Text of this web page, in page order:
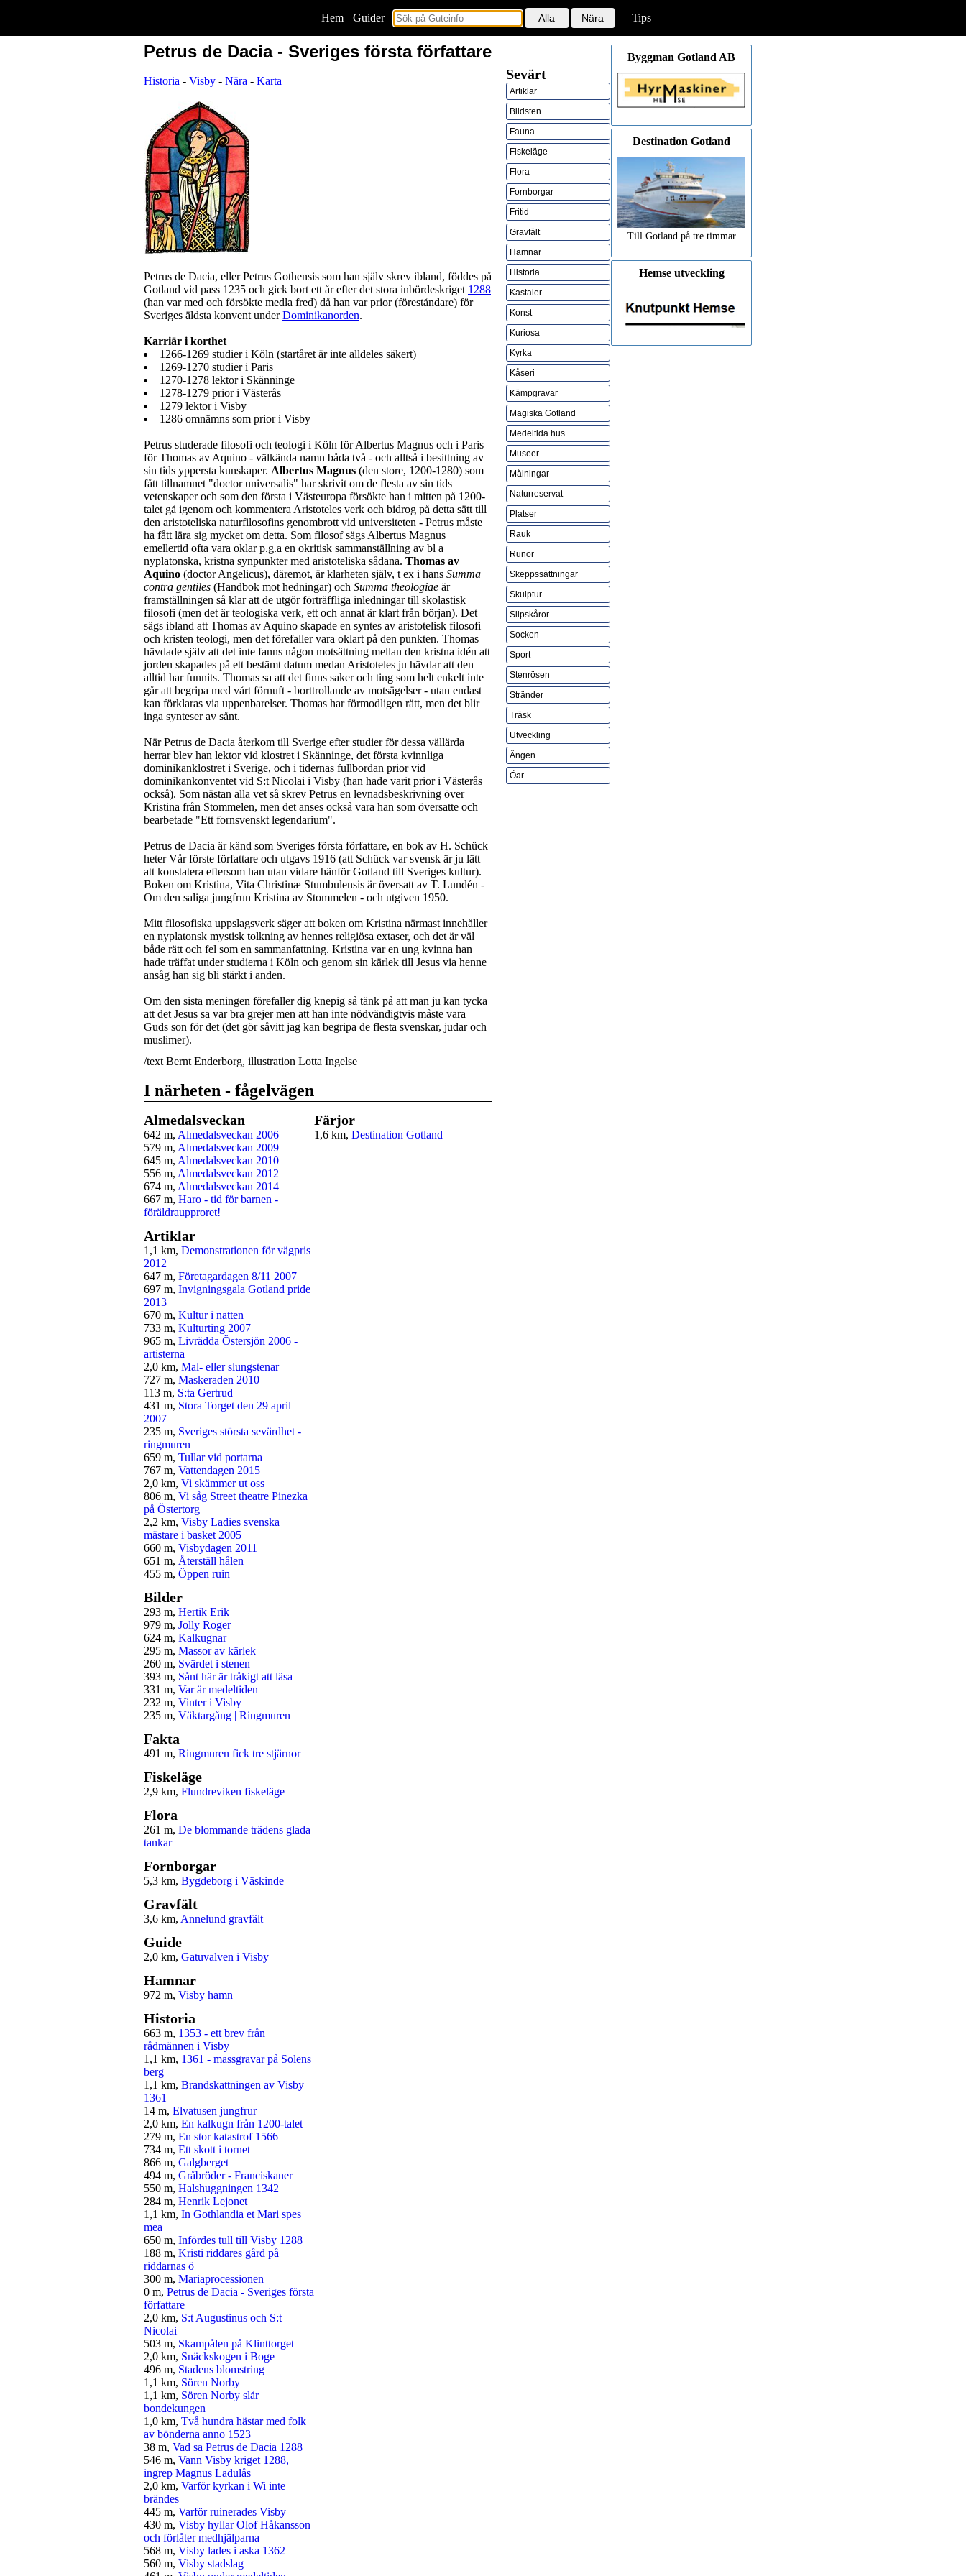
Hem< Guider Tips
Petrus de Dacia - Sveriges första författare
Historia - Visby - Nära - Karta
Petrus de Dacia, eller Petrus Gothensis som han själv skrev ibland, föddes på
Gotland vid pass 1235 och gick bort ett år efter det stora inbördeskriget 1288
(han var med och försökte medla fred) då han var prior (föreståndare) för
Sveriges äldsta konvent underDominikanorden.
Karriär i korthet
1266-1269 studier i Köln (startåret är inte alldeles säkert)
1269-1270 studier i Paris
1270-1278 lektor i Skänninge
1278-1279 prior i Västerås
1279 lektor i Visby
1286 omnämns som prior i Visby
Petrus studerade filosofi och teologi i Köln för Albertus Magnus och i Paris
för Thomas av Aquino - välkända namn båda två - och alltså i besittning av
sin tids yppersta kunskaper. Albertus Magnus (den store, 1200-1280) som
fått tillnamnet "doctor universalis" har skrivit om de flesta av sin tids
vetenskaper och som den första i Västeuropa försökte han i mitten på 1200-
talet gå igenom och kommentera Aristoteles verk och bidrog på detta sätt till
den aristoteliska naturfilosofins genombrott vid universiteten - Petrus måste
ha fått lära sig mycket om detta. Som filosof sägs Albertus Magnus
emellertid ofta vara oklar p.g.a en okritisk sammanställning av bl a
nyplatonska, kristna synpunkter med aristoteliska sådana. Thomas av
Aquino (doctor Angelicus), däremot, är klarheten själv, t ex i hans Summa
contra gentiles (Handbok mot hedningar) och Summa theologiae är
framställningen så klar att de utgör förträffliga inledningar till skolastisk
filosofi (men det är teologiska verk, ett och annat är klart från början). Det
sägs ibland att Thomas av Aquino skapade en syntes av aristotelisk filosofi
och kristen teologi, men det förefaller vara oklart på den punkten. Thomas
hävdade själv att det inte fanns någon motsättning mellan den kristna idén att
jorden skapades på ett bestämt datum medan Aristoteles ju hävdar att den
alltid har funnits. Thomas sa att det finns saker och ting som helt enkelt inte
går att begripa med vårt förnuft - borttrollande av motsägelser - utan endast
kan förklaras via uppenbarelser. Thomas har förmodligen rätt, men det blir
inga synteser av sånt.
När Petrus de Dacia återkom till Sverige efter studier för dessa vällärda
herrar blev han lektor vid klostret i Skänninge, det första kvinnliga
dominikanklostret i Sverige, och i tidernas fullbordan prior vid
dominikankonventet vid S:t Nicolai i Visby (han hade varit prior i Västerås
också). Som nästan alla vet så skrev Petrus en levnadsbeskrivning över
Kristina från Stommelen, men det anses också vara han som översatte och
bearbetade "Ett fornsvenskt legendarium".
Petrus de Dacia är känd som Sveriges första författare, en bok av H. Schück
heter Vår förste författare och utgavs 1916 (att Schück var svensk är ju lätt
att konstatera eftersom han utan vidare hänför Gotland till Sveriges kultur).
Boken om Kristina, Vita Christinæ Stumbulensis är översatt av T. Lundén -
Om den saliga jungfrun Kristina av Stommelen - och utgiven 1950.
Mitt filosofiska uppslagsverk säger att boken om Kristina närmast innehåller
en nyplatonsk mystisk tolkning av hennes religiösa extaser, och det är väl
både rätt och fel som en sammanfattning. Kristina var en ung kvinna han
hade träffat under studierna i Köln och genom sin kärlek till Jesus via henne
ansåg han sig bli stärkt i anden.
Om den sista meningen förefaller dig knepig så tänk på att man ju kan tycka
att det Jesus sa var bra grejer men att han inte nödvändigtvis måste vara
Guds son för det (det gör såvitt jag kan begripa de flesta svenskar, judar och
muslimer).
/text Bernt Enderborg, illustration Lotta Ingelse
I närheten - fågelvägen
Almedalsveckan
642 m, Almedalsveckan 2006
579 m, Almedalsveckan 2009
645 m, Almedalsveckan 2010
556 m, Almedalsveckan 2012
674 m, Almedalsveckan 2014
667 m, Haro - tid för barnen -
föräldraupproret!
Artiklar
1,1 km, Demonstrationen för vägpris
2012
647 m, Företagardagen 8/11 2007
697 m, Invigningsgala Gotland pride
2013
670 m, Kultur i natten
733 m, Kulturting 2007
965 m, Livrädda Östersjön 2006 -
artisterna
2,0 km, Mal- eller slungstenar
727 m, Maskeraden 2010
113 m, S:ta Gertrud
431 m, Stora Torget den 29 april
2007
235 m, Sveriges största sevärdhet -
ringmuren
659 m, Tullar vid portarna
767 m, Vattendagen 2015
2,0 km, Vi skämmer ut oss
806 m, Vi såg Street theatre Pinezka
på Östertorg
2,2 km, Visby Ladies svenska
mästare i basket 2005
660 m, Visbydagen 2011
651 m, Återställ hålen
455 m, Öppen ruin
Bilder
293 m, Hertik Erik
979 m, Jolly Roger
624 m, Kalkugnar
295 m, Massor av kärlek
260 m, Svärdet i stenen
393 m, Sånt här är tråkigt att läsa
331 m, Var är medeltiden
232 m, Vinter i Visby
235 m, Väktargång | Ringmuren
Fakta
491 m, Ringmuren fick tre stjärnor
Fiskeläge
2,9 km, Flundreviken fiskeläge
Flora
261 m, De blommande trädens glada
tankar
Fornborgar
5,3 km, Bygdeborg i Väskinde
Gravfält
3,6 km, Annelund gravfält
Guide
2,0 km, Gatuvalven i Visby
Hamnar
972 m, Visby hamn
Historia
663 m, 1353 - ett brev från
rådmännen i Visby
1,1 km, 1361 - massgravar på Solens
berg
1,1 km, Brandskattningen av Visby
1361
14 m, Elvatusen jungfrur
2,0 km, En kalkugn från 1200-talet
279 m, En stor katastrof 1566
734 m, Ett skott i tornet
866 m, Galgberget
494 m, Gråbröder - Franciskaner
550 m, Halshuggningen 1342
284 m, Henrik Lejonet
1,1 km, In Gothlandia et Mari spes
mea
650 m, Infördes tull till Visby 1288
188 m, Kristi riddares gård på
riddarnas ö
300 m, Mariaprocessionen
0 m, Petrus de Dacia - Sveriges första
författare
2,0 km, S:t Augustinus och S:t
Nicolai
503 m, Skampålen på Klinttorget
2,0 km, Snäckskogen i Boge
496 m, Stadens blomstring
1,1 km, Sören Norby
1,1 km, Sören Norby slår
bondekungen
1,0 km, Två hundra hästar med folk
av bönderna anno 1523
38 m, Vad sa Petrus de Dacia 1288
546 m, Vann Visby kriget 1288,
ingrep Magnus Ladulås
2,0 km, Varför kyrkan i Wi inte
brändes
445 m, Varför ruinerades Visby
430 m, Visby hyllar Olof Håkansson
och förlåter medhjälparna
568 m, Visby lades i aska 1362
560 m, Visby stadslag
Färjor
1,6 km,Destination Gotland
Sevärt
Artiklar
Bildsten
Fauna
Fiskeläge
Flora
Fornborgar
Fritid
Gravfält
Hamnar
Historia
Kastaler
Konst
Kuriosa
Kyrka
Kåseri
Kämpgravar
Magiska Gotland
Medeltida hus
Museer
Målningar
Naturreservat
Platser
Rauk
Runor
Skeppssättningar
Skulptur
Slipskåror
Socken
Sport
Stenrösen
Stränder
Träsk
Utveckling
Ängen
Öar
Byggman Gotland AB
Destination Gotland
Till Gotland på tre timmar
Hemse utveckling